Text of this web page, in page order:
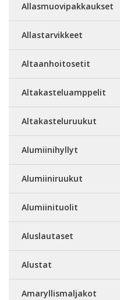
Allasmuovipakkaukset
Allastarvikkeet
Altaanhoitosetit
Altakasteluamppelit
Altakasteluruukut
Alumiinihyllyt
Alumiiniruukut
Alumiinituolit
Aluslautaset
Alustat
Amaryllismaljakot